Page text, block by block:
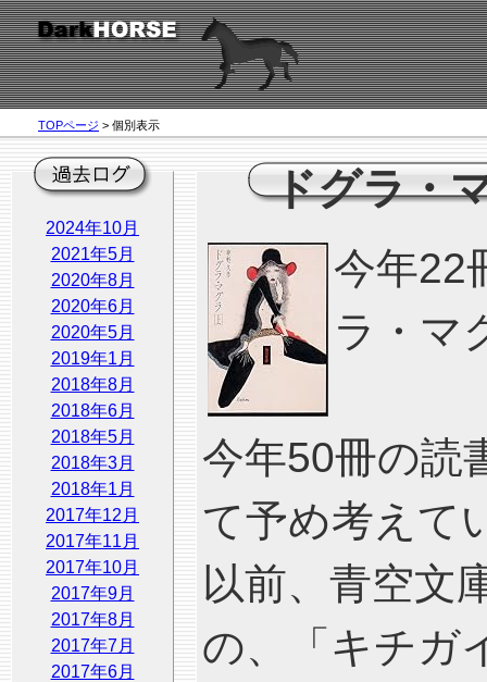
TOPページ > 個別表示
2024年10月
2021年5月
2020年8月
2020年6月
2020年5月
2019年1月
2018年8月
2018年6月
2018年5月
2018年3月
2018年1月
2017年12月
2017年11月
2017年10月
2017年9月
2017年8月
2017年7月
2017年6月
ドグラ・
今年22
ラ・マ
今年50冊の読
て予め考えて
以前、青空文
の、「キチガ